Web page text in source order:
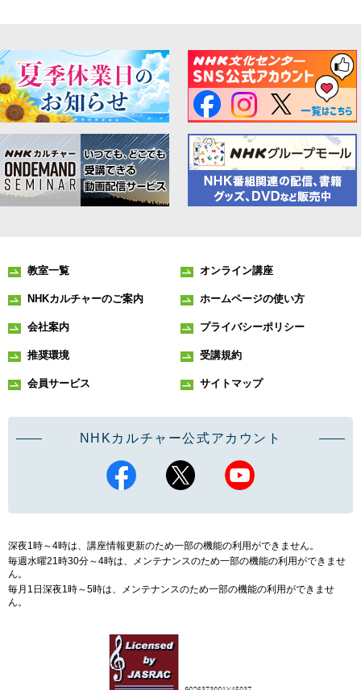
教室一覧 オンライン講座
NHKカルチャーのご案内 ホームページの使い方
会社案内 プライバシーポリシー
推奨環境 受講規約
会員サービス サイトマップ
NHKカルチャー公式アカウント
深夜1時～4時は、講座情報更新のため一部の機能の利用ができません。
毎週水曜21時30分～4時は、メンテナンスのため一部の機能の利用ができませ
ん。
毎月1日深夜1時～5時は、メンテナンスのため一部の機能の利用ができませ
ん。